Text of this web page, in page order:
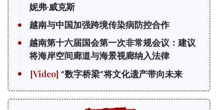
妮弗·威克斯
越南与中国加强跨境传染病防控合作
越南第十六届国会第一次非常规会议：建议
将海岸空间廊道与海景视廊纳入法律
“数字桥梁”将文化遗产带向未来